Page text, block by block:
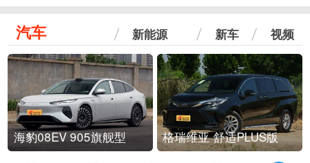
汽车 新能源 新车 视频
海豹08EV 905旗舰型 格瑞维亚 舒适PLUS版